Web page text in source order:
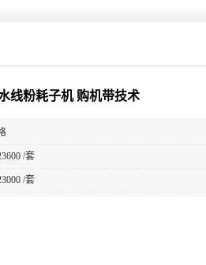
线粉耗子机 购机带技术
/套
/套